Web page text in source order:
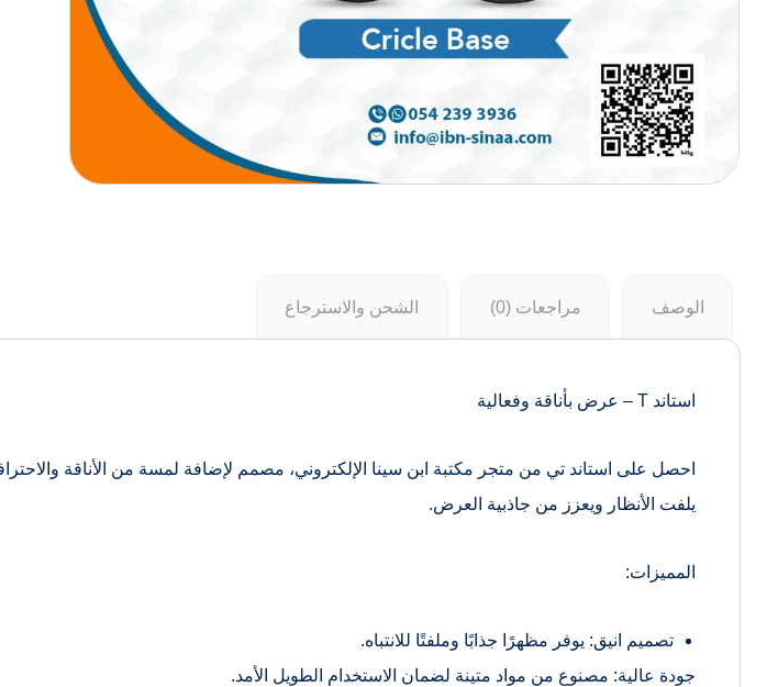
الوصف مراجعات (0) الشحن والاسترجاع
استاند T – عرض بأناقة وفعالية
احصل على استاند تي من متجر مكتبة ابن سينا الإلكتروني، مصمم لإضافة لمسة من الأناقة
يلفت الأنظار ويعزز من جاذبية العرض.
المميزات:
تصميم انيق: يوفر مظهرًا جذابًا وملفتًا للانتباه.
جودة عالية: مصنوع من مواد متينة لضمان الاستخدام الطويل الأمد.